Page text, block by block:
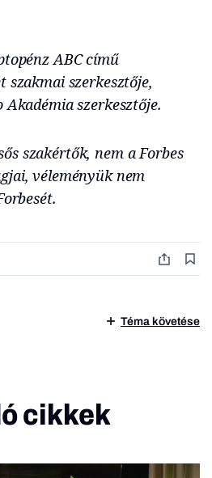
ABC című
szakmai szerkesztője,
szerkesztője.
szakértők, nem a Forbes
véleményük nem
Téma követése
cikkek